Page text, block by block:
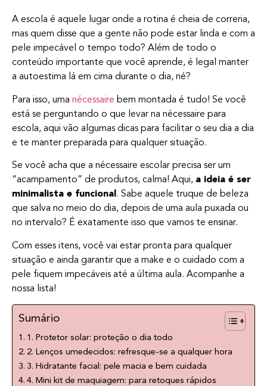
A escola é aquele lugar onde a rotina é cheia de correria,
mas quem disse que a gente não pode estar linda e com a
pele impecável o tempo todo? Além de todo o
conteúdo importante que você aprende, é legal manter
a autoestima lá em cima durante o dia, né?
Para isso, uma nécessaire bem montada é tudo! Se você
está se perguntando o que levar na nécessaire para
escola, aqui vão algumas dicas para facilitar o seu dia a dia
e te manter preparada para qualquer situação.
Se você acha que a nécessaire escolar precisa ser um
“acampamento” de produtos, calma! Aqui, a ideia é ser
minimalista e funcional . Sabe aquele truque de beleza
que salva no meio do dia, depois de uma aula puxada ou
no intervalo? É exatamente isso que vamos te ensinar.
Com esses itens, você vai estar pronta para qualquer
situação e ainda garantir que a make e o cuidado com a
pele fiquem impecáveis até a última aula. Acompanhe a
nossa lista!
Sumário
1. Protetor solar: proteção o dia todo
2. Lenços umedecidos: refresque-se a qualquer hora
3. Hidratante facial: pele macia e bem cuidada
4. Mini kit de maquiagem: para retoques rápidos